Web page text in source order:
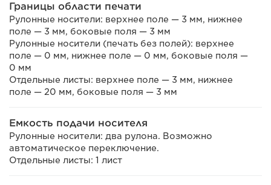
Границы области печати
Рулонные носители: верхнее поле — 3 мм, нижнее
поле — 3 мм, боковые поля — 3 мм
Рулонные носители (печать без полей): верхнее
поле — 0 мм, нижнее поле — 0 мм, боковые поля —
0 мм
Отдельные листы: верхнее поле — 3 мм, нижнее
поле — 20 мм, боковые поля — 3 мм
Емкость подачи носителя
Рулонные носители: два рулона. Возможно
автоматическое переключение.
Отдельные листы: 1 лист